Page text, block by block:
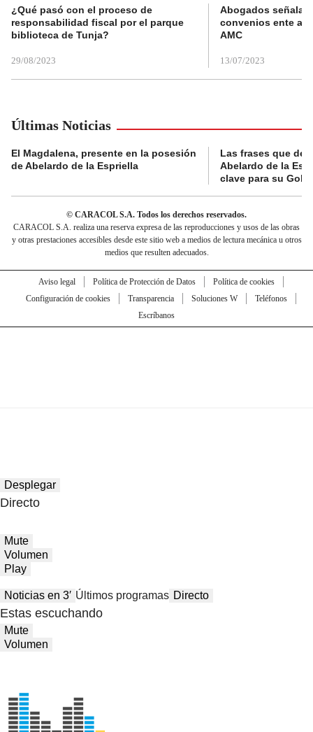
¿Qué pasó con el proceso de
responsabilidad fiscal por el parque
biblioteca de Tunja?
29/08/2023
Abogados
convenios ente
AMC
13/07/2023
Últimas Noticias
El Magdalena, presente en la posesión
de Abelardo de la Espriella
Las frases que
Abelardo de la
clave para su
© CARACOL S.A. Todos los derechos reservados.
CARACOL S.A. realiza una reserva expresa de las reproducciones y usos de las obras
y otras prestaciones accesibles desde este sitio web a medios de lectura mecánica u otros
medios que resulten adecuados.
Aviso legal Política de Protección de Datos
Política de cookies
Configuración de cookies
Transparencia Soluciones W
Teléfonos
Escríbanos
Desplegar
Directo
Mute
Volumen
Play
Noticias en 3′ Últimos programas Directo
Estas escuchando
Mute
Volumen